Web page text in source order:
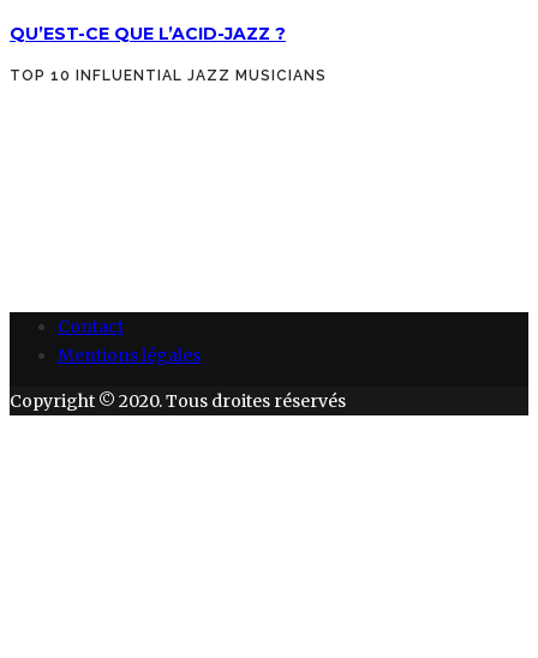
QU’EST-CE QUE L’ACID-JAZZ ?
TOP 10 INFLUENTIAL JAZZ MUSICIANS
Contact
Mentions légales
Copyright © 2020. Tous droites réservés